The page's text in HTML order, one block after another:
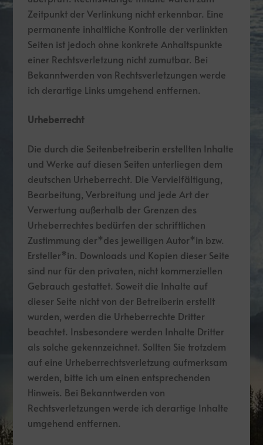
Zeitpunkt der Verlinkung nicht erkennbar. Eine
permanente inhaltliche Kontrolle der verlinkten
Seiten ist jedoch ohne konkrete Anhaltspunkte
einer Rechtsverletzung nicht zumutbar. Bei
Bekanntwerden von Rechtsverletzungen werde
ich derartige Links umgehend entfernen.
Urheberrecht
Die durch die Seitenbetreiberin erstellten Inhalte
und Werke auf diesen Seiten unterliegen dem
deutschen Urheberrecht. Die Vervielfältigung,
Bearbeitung, Verbreitung und jede Art der
Verwertung außerhalb der Grenzen des
Urheberrechtes bedürfen der schriftlichen
Zustimmung der*des jeweiligen Autor*in bzw.
Ersteller*in. Downloads und Kopien dieser Seite
sind nur für den privaten, nicht kommerziellen
Gebrauch gestattet. Soweit die Inhalte auf
dieser Seite nicht von der Betreiberin erstellt
wurden, werden die Urheberrechte Dritter
beachtet. Insbesondere werden Inhalte Dritter
als solche gekennzeichnet. Sollten Sie trotzdem
auf eine Urheberrechtsverletzung aufmerksam
werden, bitte ich um einen entsprechenden
Hinweis. Bei Bekanntwerden von
Rechtsverletzungen werde ich derartige Inhalte
umgehend entfernen.